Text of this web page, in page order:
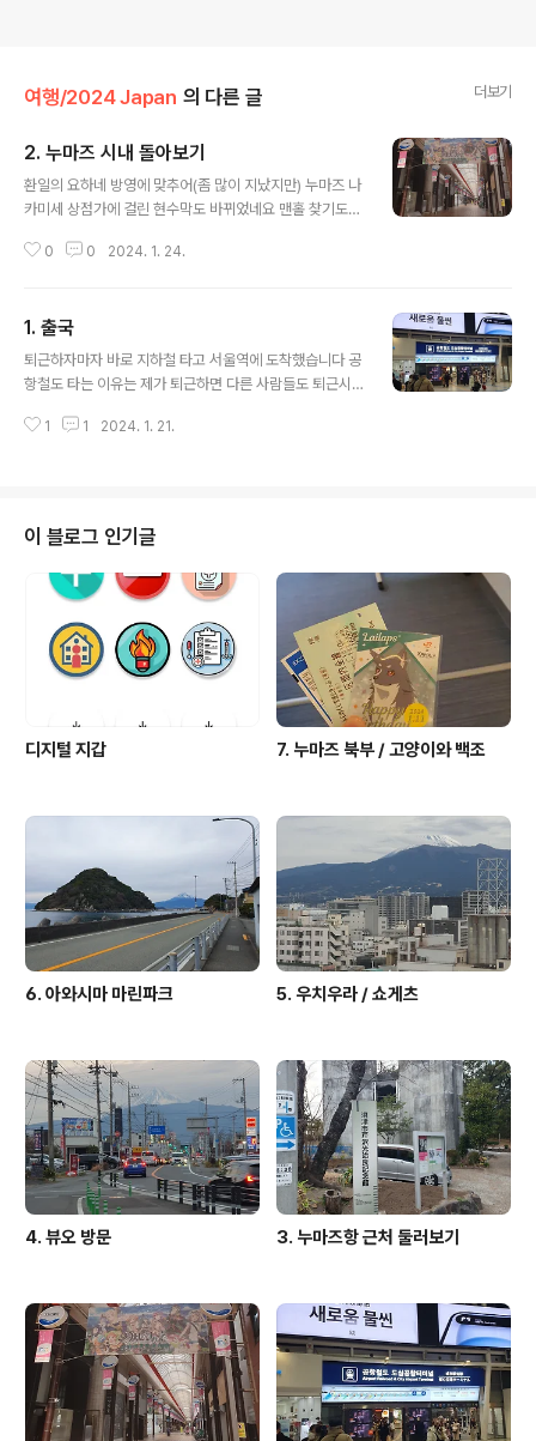
여행/2024 Japan 의 다른 글 더보기
2. 누마즈 시내 돌아보기
환일의 요하네 방영에 맞추어(좀 많이 지났지만) 누마즈 나
카미세 상점가에 걸린 현수막도 바뀌었네요 맨홀 찾기도
이용했는데도 에키벤이라는걸 한번도 못먹어봐서 이번에
가게임 육즙이 굉장합니다 꼭 마실걸 주문하시는걸 추천함
아 그리고 밥도 시키세요 교자+밥+음료 국룰조합임 ㄹㅇ
저 혹시 실례가 되지 않는다면 왜 여기 계시는지 여쭤봐도
에 왔습니다 여기도 참 좋은곳임 환일의 요하네 관련해서
0 0 2024. 1. 24.
1. 출국
퇴근하자마자 바로 지하철 타고 서울역에 도착했습니다 공
항철도 타는 이유는 제가 퇴근하면 다른 사람들도 퇴근시
대에는 막 그렇게 시간적으로 이득보는게 없었음 ㅋㅋㅋ
듯 비행기에서는 할건 없고요 그냥 폰켜서 에어쇼나 보고
있었음 다행히 이날 피치가 정시(!!!!)운항을 해서 하네다 도
착하자마자 빠르게 걸어서 입국심사 받으러 갔는데 여기도
널널했음 원래는 노숙을 하려 했거든요 근데 생각보다 너
무 빠르게 일이 처리되어서... 헤이와지마 온천을 가보려고
합니다 예약 안해서 이거 되나 싶었는데 큰 문..
1 1 2024. 1. 21.
이 블로그 인기글
디지털 지갑 7. 누마즈 북부 / 고양이와 백조
6. 아와시마 마린파크 5. 우치우라 / 쇼게츠
4. 뷰오 방문 3. 누마즈항 근처 둘러보기